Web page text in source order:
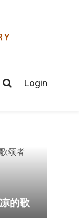
Login
的歌